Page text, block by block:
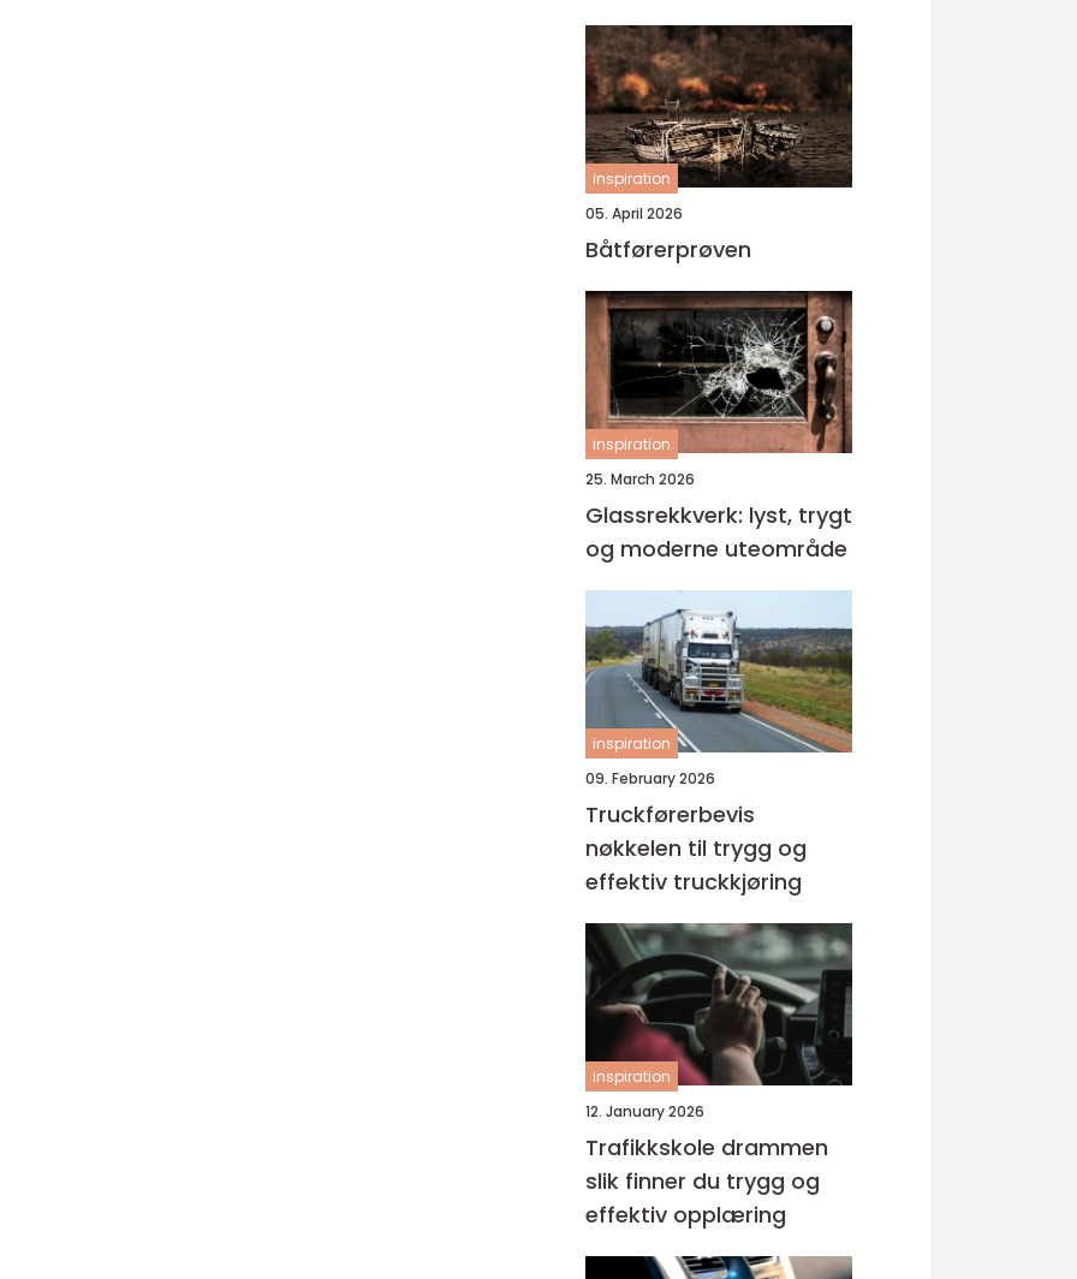
opplæring
inspiration
05. April 2026
Båtførerprøven
inspiration
25. March 2026
Glassrekkverk: lyst, trygt
og moderne uteområde
inspiration
09. February 2026
Truckførerbevis
nøkkelen til trygg og
effektiv truckkjøring
inspiration
12. January 2026
Trafikkskole drammen
slik finner du trygg og
effektiv opplæring